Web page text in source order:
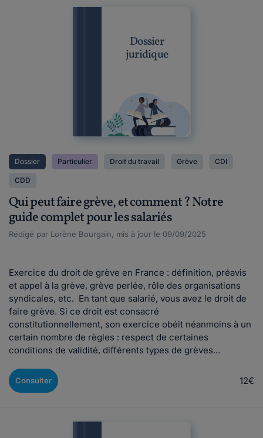
Dossier
juridique
Dossier Particulier Droit du travail Grève CDI
CDD
Qui peut faire grève, et comment ? Notre
guide complet pour les salariés
Rédigé par Lorène Bourgain, mis à jour le 09/09/2025
Exercice du droit de grève en France : définition, préavis
et appel à la grève, grève perlée, rôle des organisations
syndicales, etc. En tant que salarié, vous avez le droit de
faire grève. Si ce droit est consacré
constitutionnellement, son exercice obéit néanmoins à un
certain nombre de règles : respect de certaines
conditions de validité, différents types de grèves...
Consulter 12€